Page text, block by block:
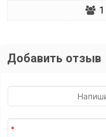
1
Добавить отзыв